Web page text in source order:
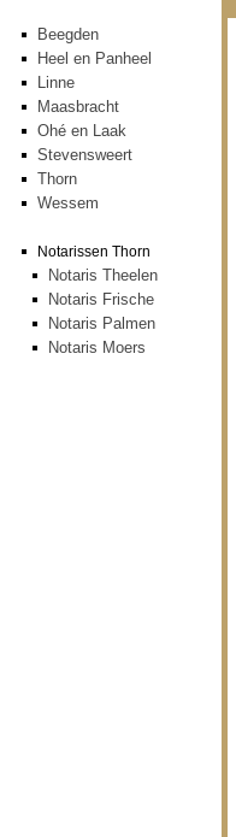
Beegden
Heel en Panheel
Linne
Maasbracht
Ohé en Laak
Stevensweert
Thorn
Wessem
Notarissen Thorn
Notaris Theelen
Notaris Frische
Notaris Palmen
Notaris Moers